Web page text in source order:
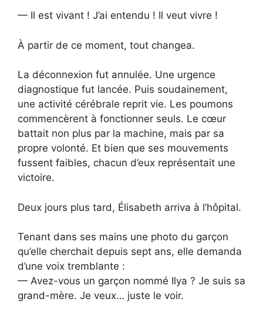
— Il est vivant ! J’ai entendu ! Il veut vivre !
À partir de ce moment, tout changea.
La déconnexion fut annulée. Une urgence
diagnostique fut lancée. Puis soudainement,
une activité cérébrale reprit vie. Les poumons
commencèrent à fonctionner seuls. Le cœur
battait non plus par la machine, mais par sa
propre volonté. Et bien que ses mouvements
fussent faibles, chacun d’eux représentait une
victoire.
Deux jours plus tard, Élisabeth arriva à l’hôpital.
Tenant dans ses mains une photo du garçon
qu’elle cherchait depuis sept ans, elle demanda
d’une voix tremblante :
— Avez-vous un garçon nommé Ilya ? Je suis sa
grand-mère. Je veux… juste le voir.